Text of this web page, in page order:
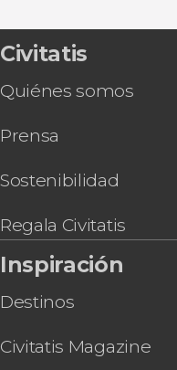
Civitatis
Quiénes somos
Prensa
Sostenibilidad
Regala Civitatis
Inspiración
Destinos
Civitatis Magazine